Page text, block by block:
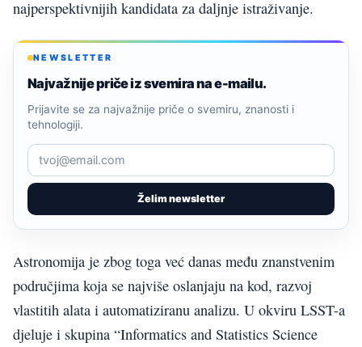
najperspektivnijih kandidata za daljnje istraživanje.
NEWSLETTER
Najvažnije priče iz svemira na e-mailu.
Želim newsletter
Prijavite se za najvažnije priče o svemiru, znanosti i
tehnologiji.
Astronomija je zbog toga već danas među znanstvenim
područjima koja se najviše oslanjaju na kod, razvoj
vlastitih alata i automatiziranu analizu. U okviru LSST-a
djeluje i skupina “Informatics and Statistics Science